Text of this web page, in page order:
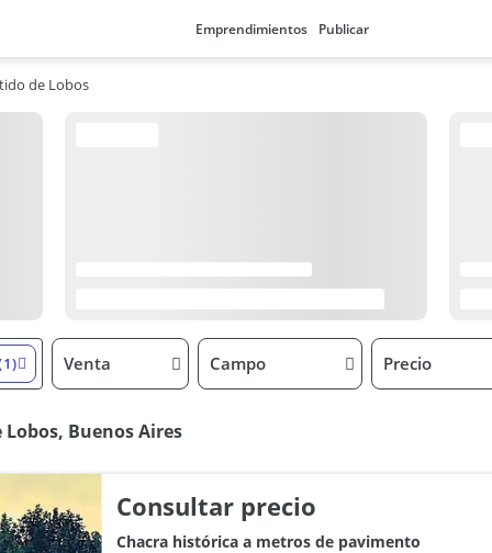
Emprendimientos Publicar
de Lobos
Venta Campo Precio
Buenos Aires
Consultar precio
Chacra histórica a metros de pavimento